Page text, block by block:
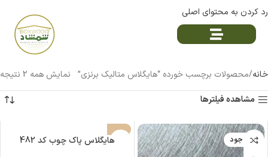
رد کردن به محتوای اصلی
خانه محصولات برچسب خورده “هایگلاس متالیک برنزی”
نمایش همه 2 نتیجه
مشاهده فیلترها
ناموجود ناموجود
هایگلاس پاک چوب کد 482